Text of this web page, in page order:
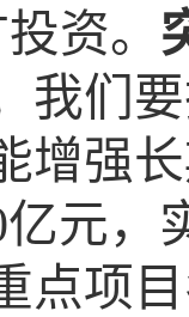
资。
我们
增强
亿元，
点项